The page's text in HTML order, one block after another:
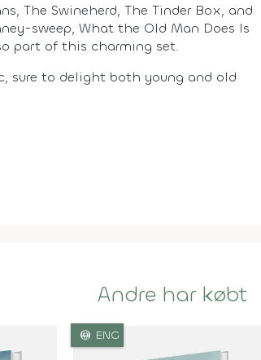
The Swineherd, The Tinder Box, and
sweep, What the Old Man Does Is
part of this charming set.
sure to delight both young and old
Andre har købt
language ENG